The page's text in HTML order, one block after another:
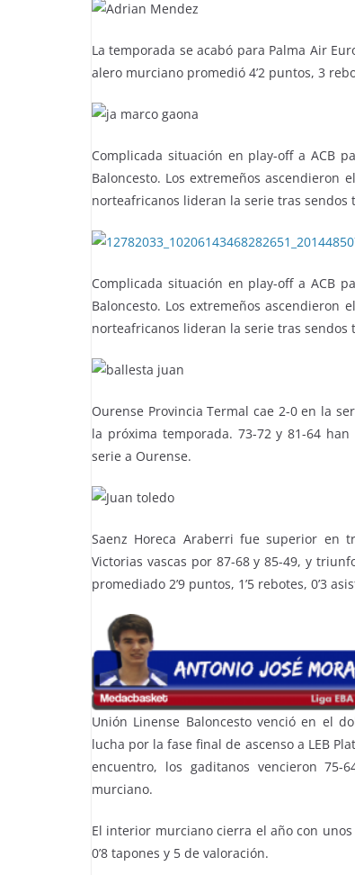
La temporada se acabó para Palma Air
alero murciano promedió 4’2 puntos, 3
Complicada situación en play-off a ACB
Baloncesto. Los extremeños ascendieron
norteafricanos lideran la serie tras sendos
Complicada situación en play-off a ACB
Baloncesto. Los extremeños ascendieron
norteafricanos lideran la serie tras sendos
Ourense Provincia Termal cae 2-0 en la
la próxima temporada. 73-72 y 81-64
serie a Ourense.
Saenz Horeca Araberri fue superior en
Victorias vascas por 87-68 y 85-49, y
promediado 2’9 puntos, 1’5 rebotes, 0’3
Unión Linense Baloncesto venció en el
lucha por la fase final de ascenso a LEB
encuentro, los gaditanos vencieron
murciano.
El interior murciano cierra el año con unos
0’8 tapones y 5 de valoración.